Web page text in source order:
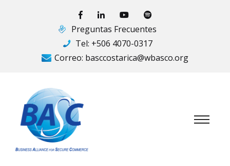
Preguntas Frecuentes
Tel: +506 4070-0317
Correo: basccostarica@wbasco.org